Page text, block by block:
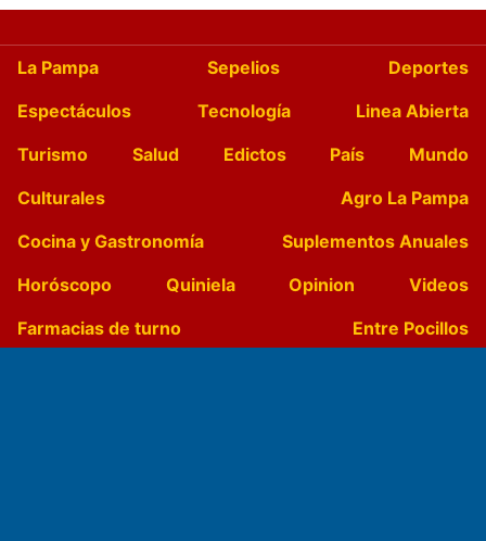
La Pampa Sepelios
Deportes
Espectáculos
Tecnología
Linea Abierta
Turismo
Salud Edictos País
Mundo
Culturales
Agro La Pampa
Cocina y Gastronomía
Suplementos Anuales
Horóscopo
Quiniela Opinion
Videos
Farmacias de turno
Entre Pocillos